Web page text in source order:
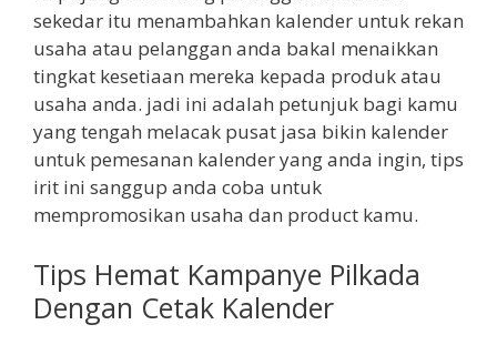
sekedar itu menambahkan kalender untuk rekan
usaha atau pelanggan anda bakal menaikkan
tingkat kesetiaan mereka kepada produk atau
usaha anda. jadi ini adalah petunjuk bagi kamu
yang tengah melacak pusat jasa bikin kalender
untuk pemesanan kalender yang anda ingin, tips
irit ini sanggup anda coba untuk
mempromosikan usaha dan product kamu.
Tips Hemat Kampanye Pilkada
Dengan Cetak Kalender